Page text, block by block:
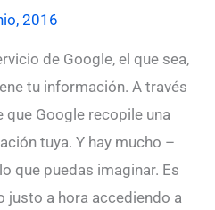
2016
de Google, el que sea,
tu información. A través
Google recopile una
tuya. Y hay mucho –
que puedas imaginar. Es
justo a hora accediendo a